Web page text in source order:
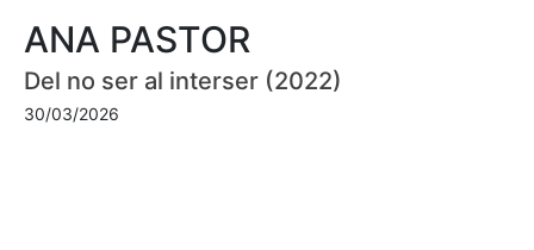
ANA PASTOR
Del no ser al interser (2022)
30/03/2026